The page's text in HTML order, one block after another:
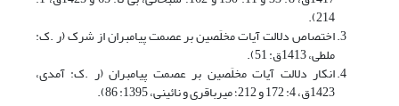
214).
اختصاص دلالت آیات مخلَصین بر عصمت پیامبران از شرک (ر .ک:
ملطی، 1413ق: 51).
انکار دلالت آیات مخلَصین بر عصمت پیامبران (ر .ک: آمدی،
1423ق، 4: 172 و 212؛ میرباقری و نائینی، 1395: 86).